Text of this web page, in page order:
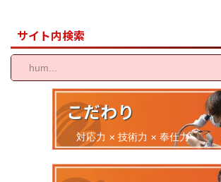
サイト内検索
こだわり
対応力 × 技術力 × 奉仕力